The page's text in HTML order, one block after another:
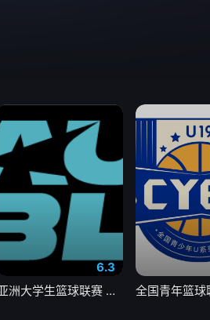
6.3
亚洲大学生篮球联赛 早稻田大学VS清华大学20260804